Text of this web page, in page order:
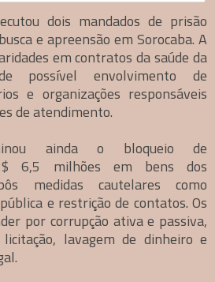
dois mandados de prisão
e apreensão em Sorocaba. A
em contratos da saúde da
possível envolvimento de
e organizações responsáveis
de atendimento.
ainda o bloqueio de
6,5 milhões em bens dos
medidas cautelares como
e restrição de contatos. Os
por corrupção ativa e passiva,
lavagem de dinheiro e